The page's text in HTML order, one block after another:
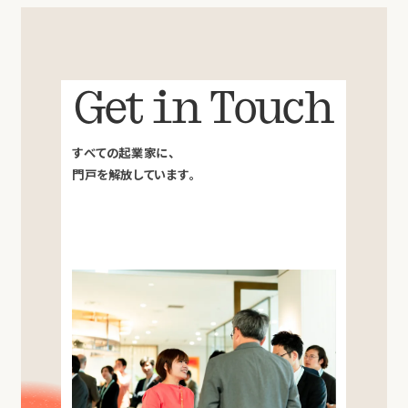
Get in Touch
すべての起業家に、
門戸を解放しています。